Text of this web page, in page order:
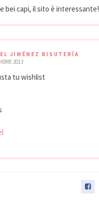
bei capi, il sito è interessante!
JIMÉNEZ BISUTERÍA
2013
tu wishlist